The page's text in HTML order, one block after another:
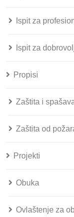
Ispit za
Ispit za
Propisi
Zaštita i
Zaštita od
Projekti
Obuka
Ovlaštenje za